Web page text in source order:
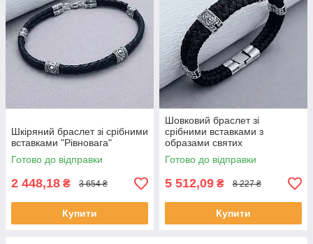
Шкіряний браслет зі срібними
вставками "Рівновага"
Готово до відправки
2 448,18 ₴ 3 654 ₴
Купити
Шовковий браслет зі
срібними вставками з
образами святих
Готово до відправки
5 512,09 ₴ 8 227 ₴
Купити